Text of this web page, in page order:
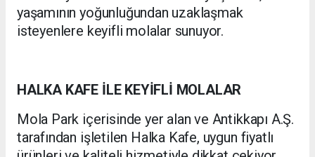
yaşamının yoğunluğundan uzaklaşmak
isteyenlere keyifli molalar sunuyor.
HALKA KAFE İLE KEYİFLİ MOLALAR
Mola Park içerisinde yer alan ve Antikkapı A.Ş.
tarafından işletilen Halka Kafe, uygun fiyatlı